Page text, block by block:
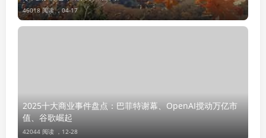
46018 阅读 ， 04-17
2025十大商业事件盘点：巴菲特谢幕、OpenAI搅动万亿市
值、谷歌崛起
42044 阅读 ， 12-28